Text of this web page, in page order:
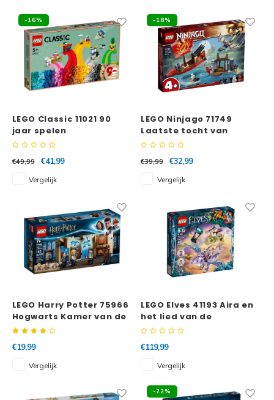
-16%
LEGO Classic 11021 90
jaar spelen
€49,99
€41,99
Vergelijk
-18%
LEGO Ninjago 71749
Laatste tocht van
Destiny's Bounty
€39,99
€32,99
Vergelijk
LEGO Harry Potter 75966
Hogwarts Kamer van de
Hoge Nood
€19,99
Vergelijk
LEGO Elves 41193 Aira en
het lied van de
winddraak
€119,99
Vergelijk
-22%